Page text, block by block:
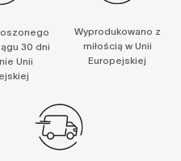
30 dni
Unii
Wyprodukowano z
miłością w Unii
Europejskiej